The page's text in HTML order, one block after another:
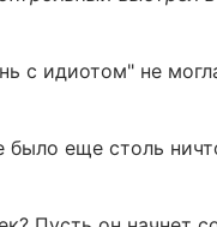
с идиотом" не
еще столь